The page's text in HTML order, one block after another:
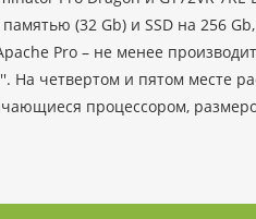
(32 Gb) и SSD на 256
Pro – не менее
На четвертом и пятом месте
процессором,